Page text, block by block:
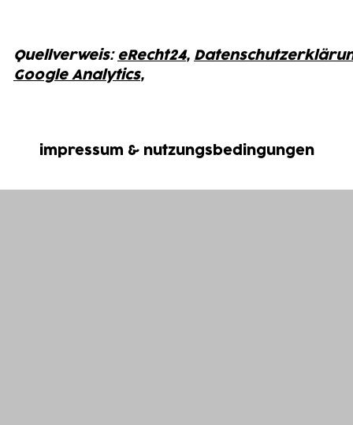
Quellverweis: eRecht24,
Google Analytics,
impressum & nutzungsbedingungen